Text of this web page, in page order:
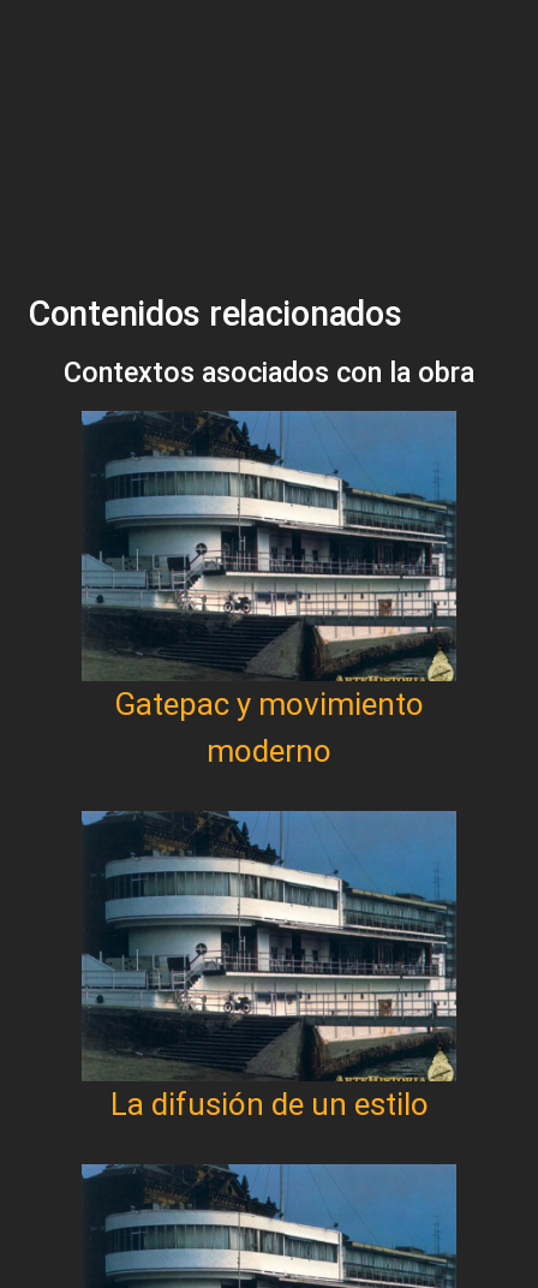
Contenidos relacionados
Contextos asociados con la obra
Gatepac y movimiento
moderno
La difusión de un estilo